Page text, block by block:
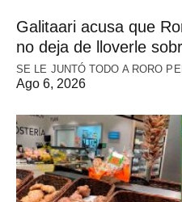
Galitaari acusa que
no deja de lloverle
SE LE JUNTÓ TODO A RORO
Ago 6, 2026